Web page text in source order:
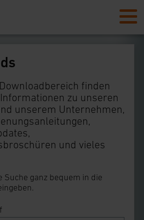
finden
zu unseren
unserem Unternehmen,
und vieles
Suche ganz bequem in die